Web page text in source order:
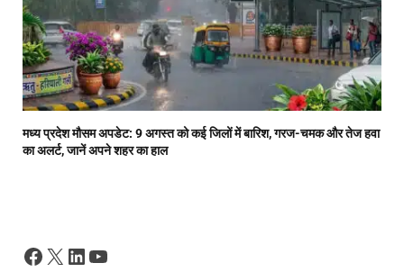
मध्य प्रदेश मौसम अपडेट: 9 अगस्त को कई जिलों में बारिश, गरज-चमक और तेज हवा
का अलर्ट, जानें अपने शहर का हाल
Facebook
X LinkedIn
YouTube